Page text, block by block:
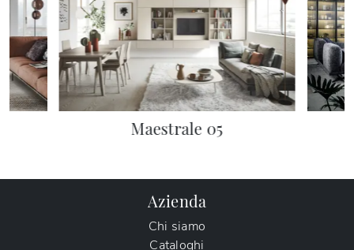
Maestrale 05
Azienda
Chi siamo
Cataloghi